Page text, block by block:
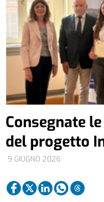
9 GIUGNO 2026
Consegnate
del progetto